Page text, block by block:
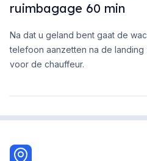
ruimbagage 60 min
Na dat u geland bent gaat de
telefoon aanzetten na de
voor de chauffeur.